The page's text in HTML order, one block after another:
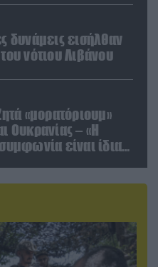
δυνάμεις εισήλθαν
νότιου Λιβάνου
«μορατόριουμ»
Ουκρανίας – «Η
είναι ίδια